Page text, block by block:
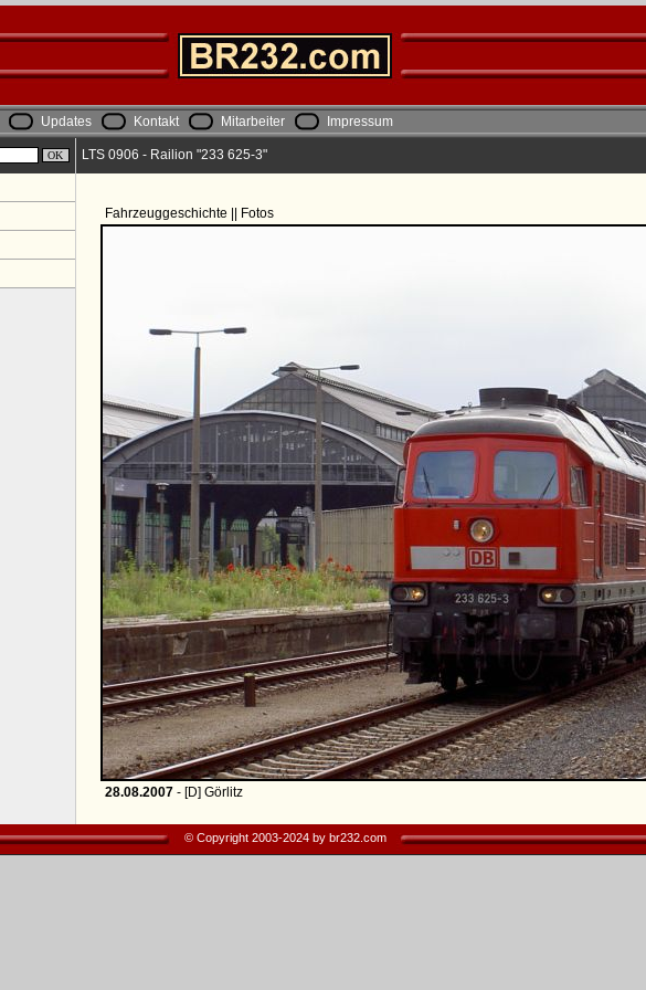
Updates Kontakt Mitarbeiter Impressum
LTS 0906 - Railion "233 625-3"
Fahrzeuggeschichte || Fotos
28.08.2007 - [D] Görlitz
© Copyright 2003-2024 by br232.com